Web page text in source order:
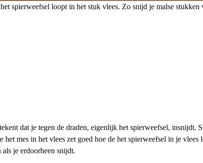
spierweefsel loopt in het stuk vlees. Zo snijd je malse stukken
dat je tegen de draden, eigenlijk het spierweefsel, insnijdt.
mes in het vlees zet goed hoe de het spierweefsel in je vlees
je erdoorheen snijdt.